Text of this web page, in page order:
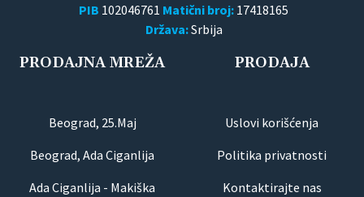
PIB 102046761 Matični broj: 17418165
Država:Srbija
PRODAJNA MREŽA
Beograd, 25.Maj
Beograd, Ada Ciganlija
Ada Ciganlija - Makiška
PRODAJA
Uslovi korišćenja
Politika privatnosti
Kontaktirajte nas